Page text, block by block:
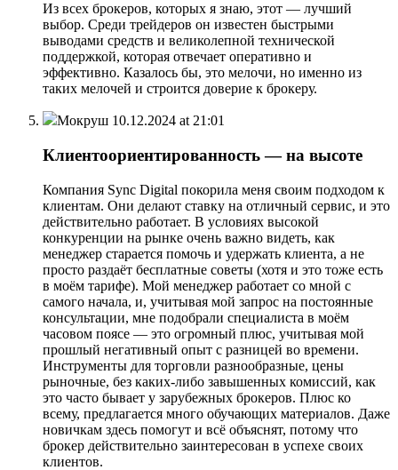
Из всех брокеров, которых я знаю, этот — лучший
выбор. Среди трейдеров он известен быстрыми
выводами средств и великолепной технической
поддержкой, которая отвечает оперативно и
эффективно. Казалось бы, это мелочи, но именно из
таких мелочей и строится доверие к брокеру.
Мокруш 10.12.2024 at 21:01
Клиентоориентированность — на высоте
Компания Sync Digital покорила меня своим подходом к
клиентам. Они делают ставку на отличный сервис, и это
действительно работает. В условиях высокой
конкуренции на рынке очень важно видеть, как
менеджер старается помочь и удержать клиента, а не
просто раздаёт бесплатные советы (хотя и это тоже есть
в моём тарифе). Мой менеджер работает со мной с
самого начала, и, учитывая мой запрос на постоянные
консультации, мне подобрали специалиста в моём
часовом поясе — это огромный плюс, учитывая мой
прошлый негативный опыт с разницей во времени.
Инструменты для торговли разнообразные, цены
рыночные, без каких-либо завышенных комиссий, как
это часто бывает у зарубежных брокеров. Плюс ко
всему, предлагается много обучающих материалов. Даже
новичкам здесь помогут и всё объяснят, потому что
брокер действительно заинтересован в успехе своих
клиентов.